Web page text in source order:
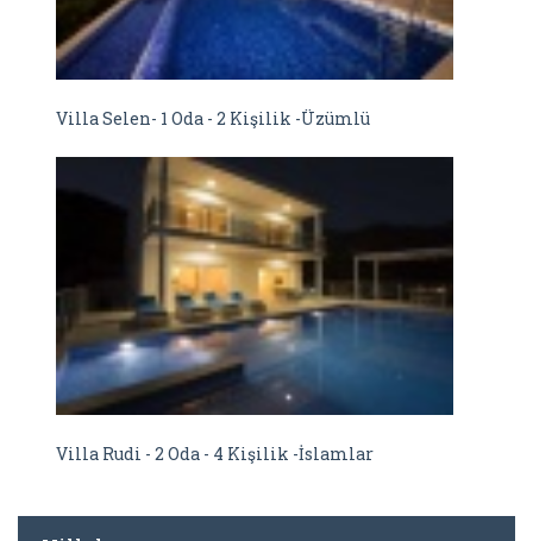
Villa Selen- 1 Oda - 2 Kişilik -Üzümlü
Villa Rudi - 2 Oda - 4 Kişilik -İslamlar